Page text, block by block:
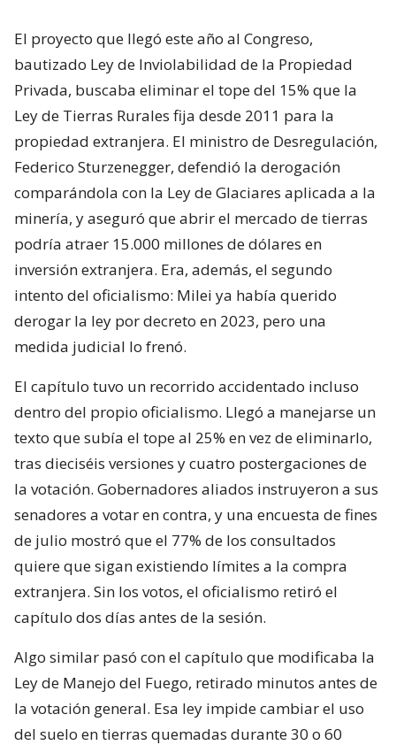
El proyecto que llegó este año al Congreso,
bautizado Ley de Inviolabilidad de la Propiedad
Privada, buscaba eliminar el tope del 15% que la
Ley de Tierras Rurales fija desde 2011 para la
propiedad extranjera. El ministro de Desregulación,
Federico Sturzenegger, defendió la derogación
comparándola con la Ley de Glaciares aplicada a la
minería, y aseguró que abrir el mercado de tierras
podría atraer 15.000 millones de dólares en
inversión extranjera. Era, además, el segundo
intento del oficialismo: Milei ya había querido
derogar la ley por decreto en 2023, pero una
medida judicial lo frenó.
El capítulo tuvo un recorrido accidentado incluso
dentro del propio oficialismo. Llegó a manejarse un
texto que subía el tope al 25% en vez de eliminarlo,
tras dieciséis versiones y cuatro postergaciones de
la votación. Gobernadores aliados instruyeron a sus
senadores a votar en contra, y una encuesta de fines
de julio mostró que el 77% de los consultados
quiere que sigan existiendo límites a la compra
extranjera. Sin los votos, el oficialismo retiró el
capítulo dos días antes de la sesión.
Algo similar pasó con el capítulo que modificaba la
Ley de Manejo del Fuego, retirado minutos antes de
la votación general. Esa ley impide cambiar el uso
del suelo en tierras quemadas durante 30 o 60